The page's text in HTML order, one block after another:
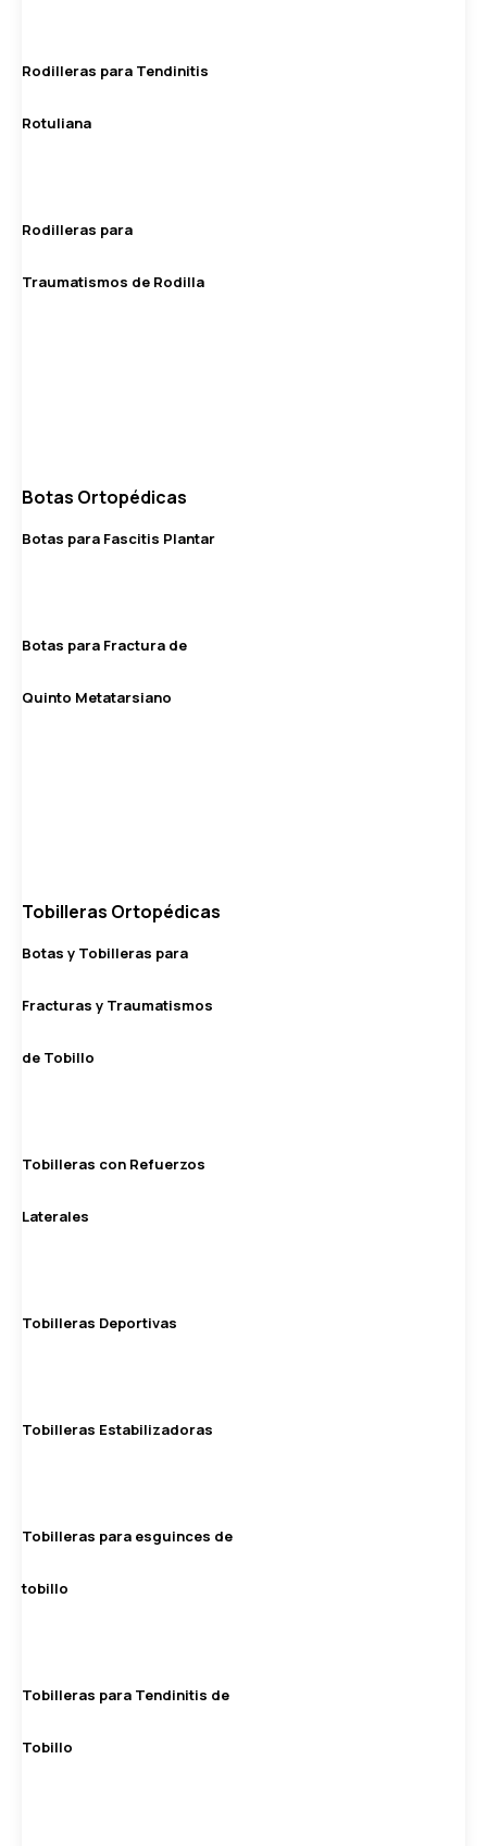
Rodilleras para Tendinitis
Rotuliana
Rodilleras para
Traumatismos de Rodilla
Botas Ortopédicas
Botas para Fascitis Plantar
Botas para Fractura de
Quinto Metatarsiano
Tobilleras Ortopédicas
Botas y Tobilleras para
Fracturas y Traumatismos
de Tobillo
Tobilleras con Refuerzos
Laterales
Tobilleras Deportivas
Tobilleras Estabilizadoras
Tobilleras para esguinces de
tobillo
Tobilleras para Tendinitis de
Tobillo